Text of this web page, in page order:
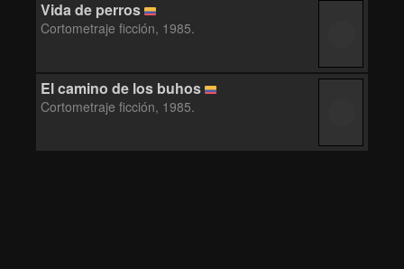
Vida de perros
Cortometraje ficción, 1985.
El camino de los buhos
Cortometraje ficción, 1985.